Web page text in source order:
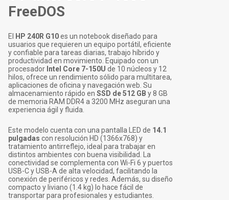
FreeDOS
El HP 240R G10es un notebook diseñado para
usuarios que requieren un equipo portátil, eficiente
y confiable para tareas diarias, trabajo híbrido y
productividad en movimiento. Equipado con un
procesador Intel Core 7-150U de 10 núcleos y 12
hilos, ofrece un rendimiento sólido para multitarea,
aplicaciones de oficina y navegación web. Su
almacenamiento rápido en SSD de 512 GB y 8 GB
de memoria RAM DDR4 a 3200 MHz aseguran una
experiencia ágil y fluida.
Este modelo cuenta con una pantalla LED de 14.1
pulgadas con resolución HD (1366x768) y
tratamiento antirreflejo, ideal para trabajar en
distintos ambientes con buena visibilidad. La
conectividad se complementa con Wi-Fi 6 y puertos
USB-C y USB-A de alta velocidad, facilitando la
conexión de periféricos y redes. Además, su diseño
compacto y liviano (1.4 kg) lo hace fácil de
transportar para profesionales y estudiantes.